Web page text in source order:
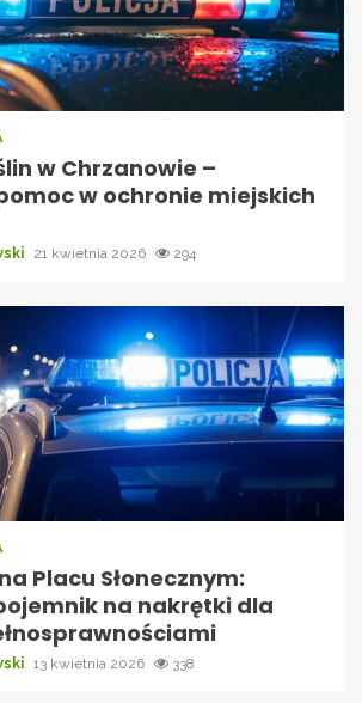
w Chrzanowie –
w ochronie miejskich
21 kwietnia 2026 294
Placu Słonecznym:
na nakrętki dla
13 kwietnia 2026 338